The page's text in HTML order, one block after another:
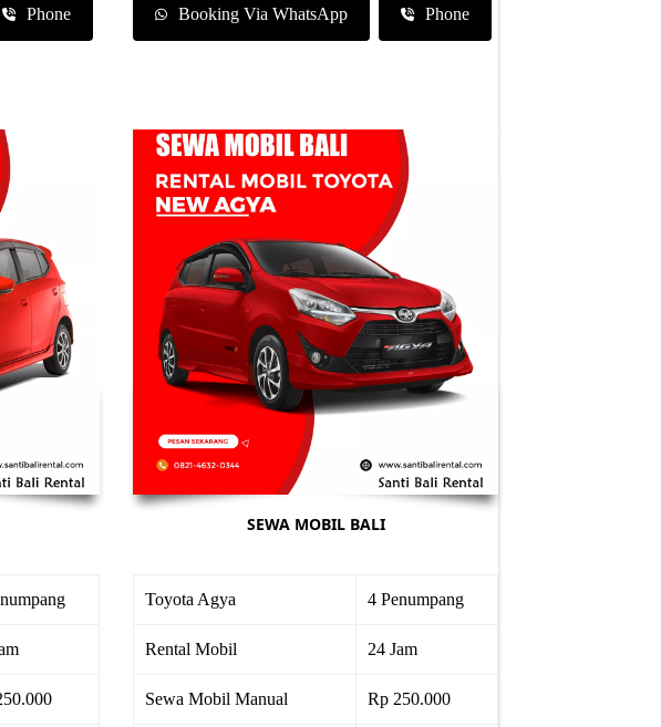
Phone Booking Via WhatsApp Phone
SEWA MOBIL BALI
Toyota Agya 4 Penumpang
Rental Mobil 24 Jam
Sewa Mobil Manual Rp 250.000